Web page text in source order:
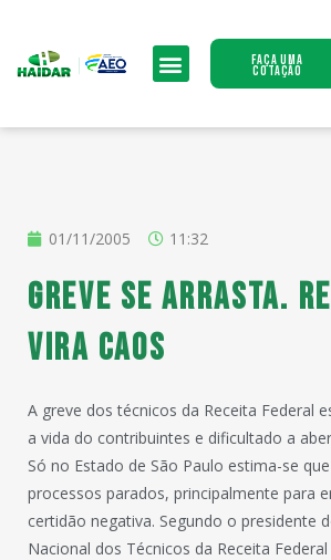
Faça uma
Cotação
01/11/2005 11:32
Greve se arrasta.
vira caos
A greve dos técnicos da Receita Federal
a vida do contribuintes e dificultado a
Só no Estado de São Paulo estima-se
processos parados, principalmente para
certidão negativa. Segundo o presidente
Nacional dos Técnicos da Receita